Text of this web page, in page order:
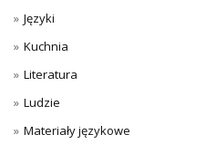
Języki
Kuchnia
Literatura
Ludzie
Materiały językowe